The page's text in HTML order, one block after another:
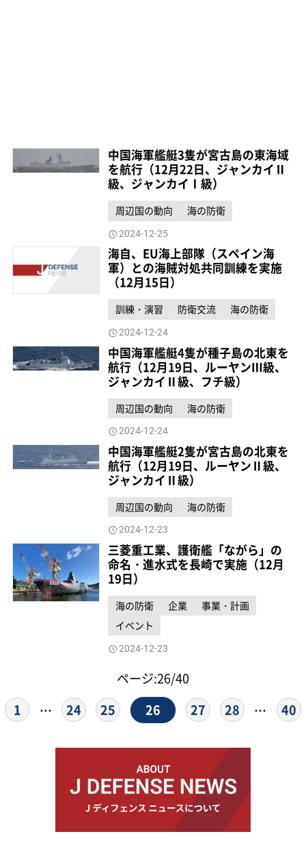
中国海軍艦艇3隻が宮古島の東海域
を航行（12月22日、ジャンカイⅡ
級、ジャンカイⅠ級）
周辺国の動向 海の防衛
2024-12-25
海自、EU海上部隊（スペイン海
軍）との海賊対処共同訓練を実施
（12月15日）
訓練・演習 防衛交流 海の防衛
2024-12-24
中国海軍艦艇4隻が種子島の北東を
航行（12月19日、ルーヤンⅢ級、
ジャンカイⅡ級、フチ級）
周辺国の動向 海の防衛
2024-12-24
中国海軍艦艇2隻が宮古島の北東を
航行（12月19日、ルーヤンⅡ級、
ジャンカイⅡ級）
周辺国の動向 海の防衛
2024-12-23
三菱重工業、護衛艦「ながら」の
命名・進水式を長崎で実施（12月
19日）
海の防衛 企業
事業・計画
イベント
2024-12-23
ページ:26/40
1
… 24 25 26 27 28 … 40